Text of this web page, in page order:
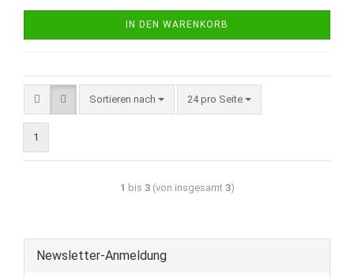
IN DEN WARENKORB
Sortieren nach 24 pro Seite
1
1 bis 3(von insgesamt 3)
Newsletter-Anmeldung